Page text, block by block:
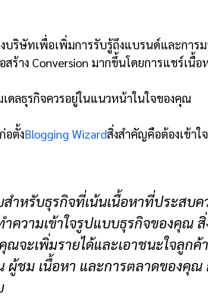
งบริษัทเพื่อเพิ่มการรับรู้ถึงแบรนด์และกา
สร้าง Conversion มากขึ้นโดยการแชร์เ
ดลธุรกิจควรอยู่ในแนวหน้าในใจของคุณ
อตั้งBlogging Wizardสิ่งสำคัญคือต้องเข้า
ำหรับธุรกิจที่เน้นเนื้อหาที่ประสบค
ความเข้าใจรูปแบบธุรกิจของคุณ
จะเพิ่มรายได้และเอาชนะใจลูก
ผู้ชม เนื้อหา และการตลาดของ